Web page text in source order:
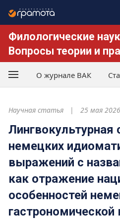
Филологические
Вопросы теории и
О журнале ВАК
Научная статья 25 мая 2026
Лингвокультурная
немецких
выражений с
как отражение
особенностей
гастрономической